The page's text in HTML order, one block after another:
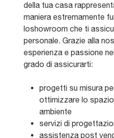
della tua casa
maniera estremamente
loshowroom che ti
personale. Grazie alla
esperienza e passione
grado di assicurarti:
progetti su misura
ottimizzare lo
ambiente
servizi di
assistenza post